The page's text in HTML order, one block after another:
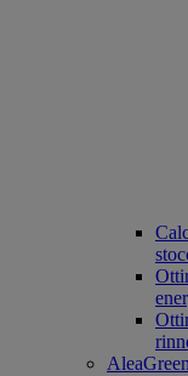
AleaGreen